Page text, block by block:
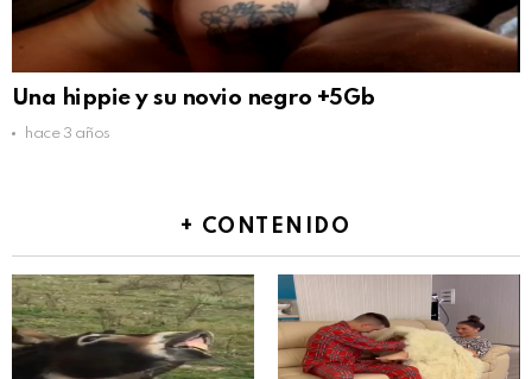
Una hippie y su novio negro +5Gb
hace 3 años
+ CONTENIDO